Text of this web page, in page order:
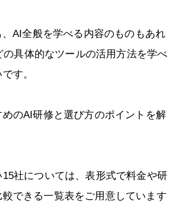
AI全般を学べる内容のものもあれ
の具体的なツールの活用方法を学べ
す。
のAI研修と選び方のポイントを解
社については、表形式で料金や研
できる一覧表をご用意しています